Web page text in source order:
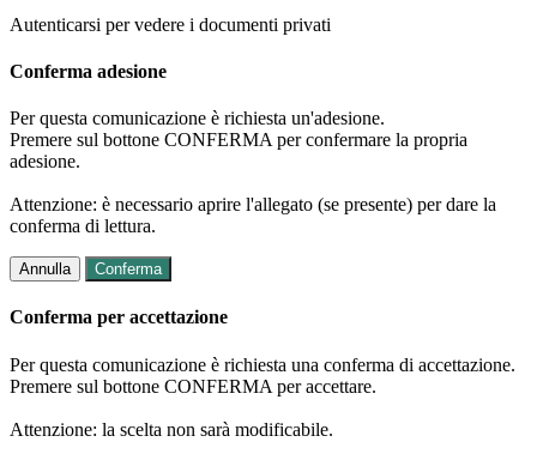
Autenticarsi per vedere i documenti privati
Conferma adesione
Per questa comunicazione è richiesta un'adesione.
Premere sul bottone CONFERMA per confermare la propria
adesione.
Attenzione: è necessario aprire l'allegato (se presente) per dare la
conferma di lettura.
Annulla Conferma
Conferma per accettazione
Per questa comunicazione è richiesta una conferma di accettazione.
Premere sul bottone CONFERMA per accettare.
Attenzione: la scelta non sarà modificabile.